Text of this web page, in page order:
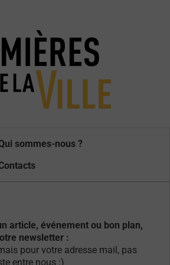
sommes-nous ?
article, événement ou bon plan,
newsletter :
pour votre adresse mail, pas
entre nous :)